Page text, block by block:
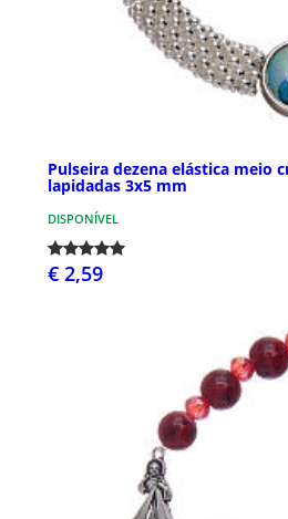
Pulseira dezena elástica meio
lapidadas 3x5 mm
DISPONÍVEL
€ 2,59